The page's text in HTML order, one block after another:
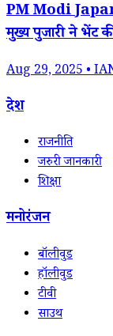
PM Modi Japan
मुख्य पुजारी ने भेंट
Aug 29, 2025 •
देश
राजनीति
जरुरी जानकारी
शिक्षा
मनोरंजन
बॉलीवुड
हॉलीवुड
टीवी
साउथ